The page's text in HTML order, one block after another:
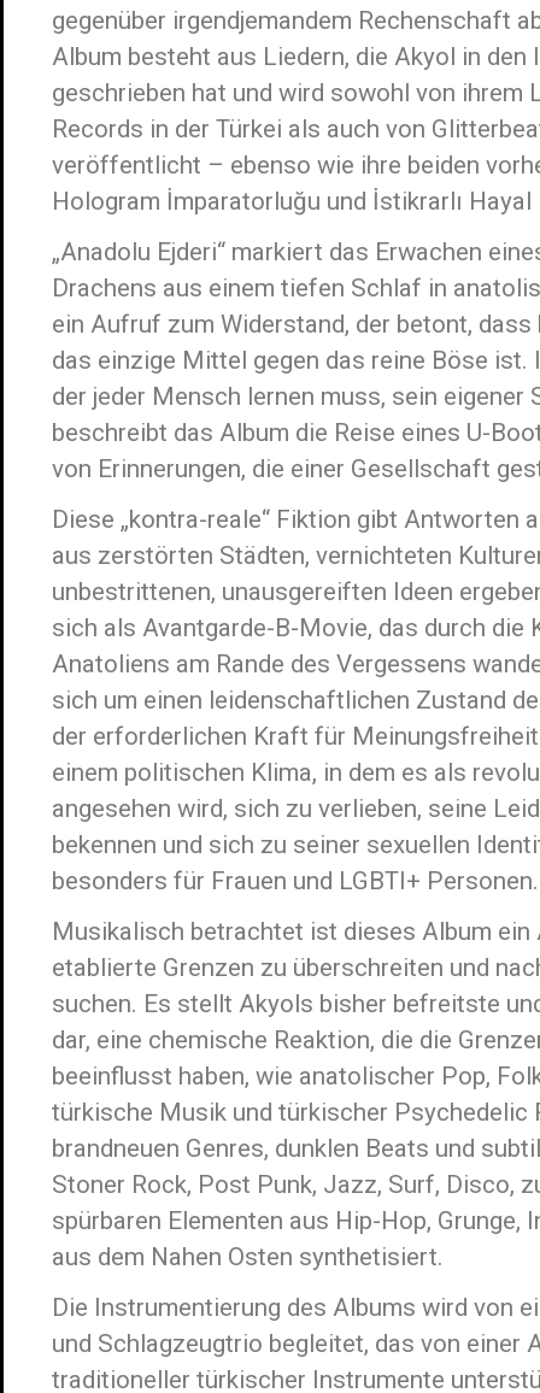
gegenüber irgendjemandem Rechenschaft
Album besteht aus Liedern, die Akyol in
geschrieben hat und wird sowohl von ihrem
Records in der Türkei als auch von
veröffentlicht – ebenso wie ihre beiden
Hologram İmparatorluğu und İstikrarlı
„Anadolu Ejderi“ markiert das Erwachen
Drachens aus einem tiefen Schlaf in
ein Aufruf zum Widerstand, der betont,
das einzige Mittel gegen das reine Böse ist.
der jeder Mensch lernen muss, sein eigener
beschreibt das Album die Reise eines U-
von Erinnerungen, die einer Gesellschaft
Diese „kontra-reale“ Fiktion gibt Antworten
aus zerstörten Städten, vernichteten
unbestrittenen, unausgereiften Ideen
sich als Avantgarde-B-Movie, das durch die
Anatoliens am Rande des Vergessens
sich um einen leidenschaftlichen Zustand
der erforderlichen Kraft für
einem politischen Klima, in dem es als
angesehen wird, sich zu verlieben, seine
bekennen und sich zu seiner sexuellen
besonders für Frauen und LGBTI+ Personen.
Musikalisch betrachtet ist dieses Album ein
etablierte Grenzen zu überschreiten und
suchen. Es stellt Akyols bisher befreitste
dar, eine chemische Reaktion, die die
beeinflusst haben, wie anatolischer Pop,
türkische Musik und türkischer Psychedelic
brandneuen Genres, dunklen Beats und
Stoner Rock, Post Punk, Jazz, Surf, Disco,
spürbaren Elementen aus Hip-Hop, Grunge,
aus dem Nahen Osten synthetisiert.
Die Instrumentierung des Albums wird von
und Schlagzeugtrio begleitet, das von einer
traditioneller türkischer Instrumente